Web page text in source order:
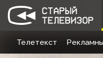
Телетекст